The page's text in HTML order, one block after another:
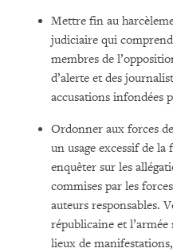
Mettre fin au
judiciaire qui
membres de
d’alerte et des
accusations infondées
Ordonner aux forces
un usage excessif de
enquêter sur les
commises par les
auteurs responsables.
républicaine et l’armée
lieux de